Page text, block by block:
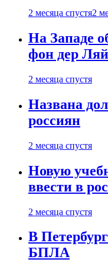
2 месяца спустя2
На Западе
фон дер
2 месяца спустя
Названа
россиян
2 месяца спустя
Новую
ввести в
2 месяца спустя
В
БПЛА